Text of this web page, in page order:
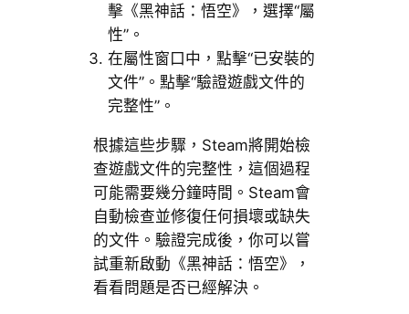
擊《黑神話：悟空》，選擇“屬
性”。
在屬性窗口中，點擊“已安裝的
文件”。點擊“驗證遊戲文件的
完整性”。
根據這些步驟，Steam將開始檢
查遊戲文件的完整性，這個過程
可能需要幾分鐘時間。Steam會
自動檢查並修復任何損壞或缺失
的文件。驗證完成後，你可以嘗
試重新啟動《黑神話：悟空》，
看看問題是否已經解決。